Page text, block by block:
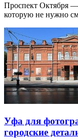
Проспект Октября —
которую не нужно
Уфа для
городские